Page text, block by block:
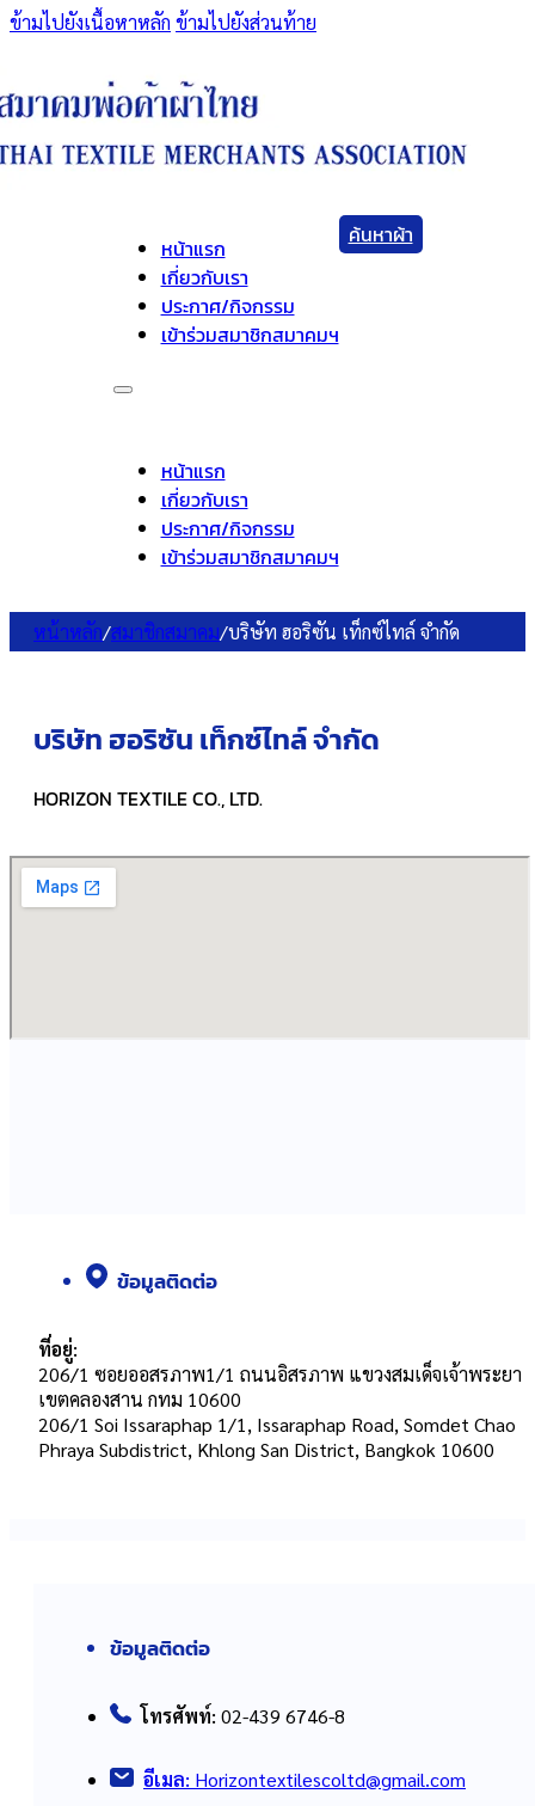
ข้ามไปยังเนื้อหาหลัก ข้ามไปยังส่วนท้าย
หน้าแรก
เกี่ยวกับเรา
ประกาศ/กิจกรรม
เข้าร่วมสมาชิกสมาคมฯ
หน้าแรก
เกี่ยวกับเรา
ประกาศ/กิจกรรม
เข้าร่วมสมาชิกสมาคมฯ
ค้นหาผ้า
หน้าหลัก/สมาชิกสมาคม/บริษัท ฮอริซัน เท็กซ์ไทล์ จำกัด
บริษัท ฮอริซัน เท็กซ์ไทล์ จำกัด
HORIZON TEXTILE CO., LTD.
ข้อมูลติดต่อ
ที่อยู่:
206/1 ซอยออสรภาพ1/1 ถนนอิสรภาพ แขวงสมเด็จเจ้าพระยา
เขตคลองสาน กทม 10600
206/1 Soi Issaraphap 1/1, Issaraphap Road, Somdet Chao
Phraya Subdistrict, Khlong San District, Bangkok 10600
ข้อมูลติดต่อ
โทรศัพท์: 02-439 6746-8
อีเมล: Horizontextilescoltd@gmail.com